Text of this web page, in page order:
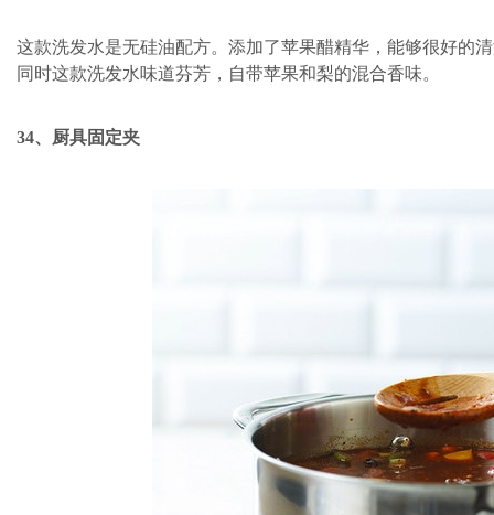
这款洗发水是无硅油配方。添加了苹果醋精华，能够很好的
同时这款洗发水味道芬芳，自带苹果和梨的混合香味。
34、厨具固定夹